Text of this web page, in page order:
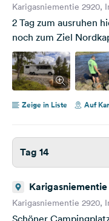
Karigasniementie 2920,
2 Tag zum ausruhen
noch zum Ziel
Zeige in Liste Auf
Tag 14
Karigasniementie 2920,
Schöner